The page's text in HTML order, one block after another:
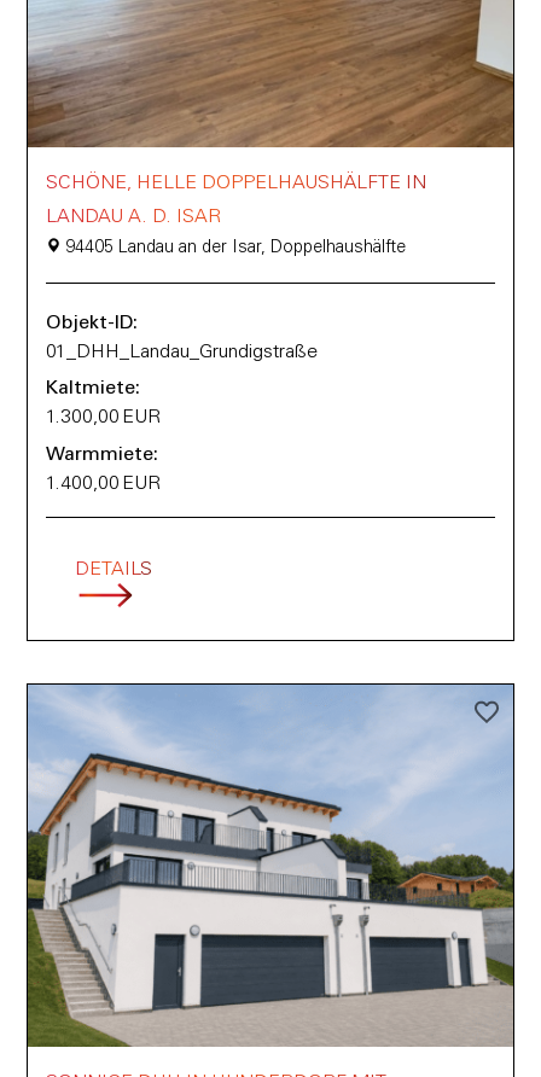
SCHÖNE, HELLE DOPPELHAUSHÄLFTE IN
LANDAU A. D. ISAR
94405 Landau an der Isar, Doppelhaushälfte
Objekt-ID:
01_DHH_Landau_Grundigstraße
Kaltmiete:
1.300,00 EUR
Warmmiete:
1.400,00 EUR
DETAILS